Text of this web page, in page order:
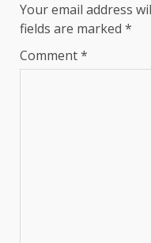
Your email address
fields are marked *
Comment*